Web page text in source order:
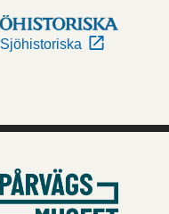
Sjöhistoriska